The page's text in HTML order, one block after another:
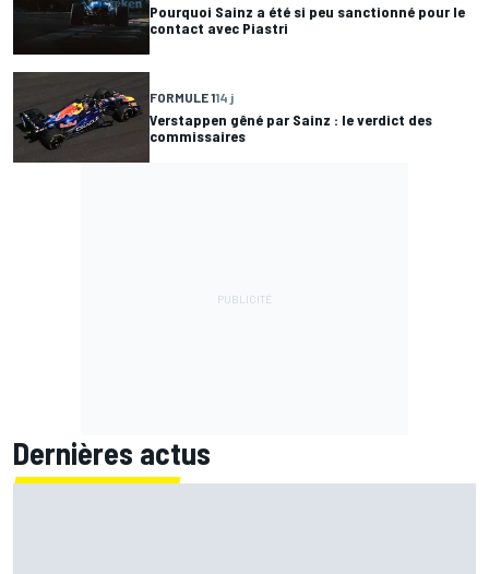
Pourquoi Sainz a été si peu sanctionné pour le
contact avec Piastri
FORMULE 114 j
Verstappen gêné par Sainz : le verdict des
commissaires
Dernières actus